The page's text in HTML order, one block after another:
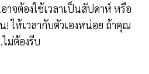
าจต้องใช้เวลาเป็นสัปดาห์ หรือ
! ให้เวลากับตัวเองหน่อย ถ้าคุณ
ม่ต้องรีบ